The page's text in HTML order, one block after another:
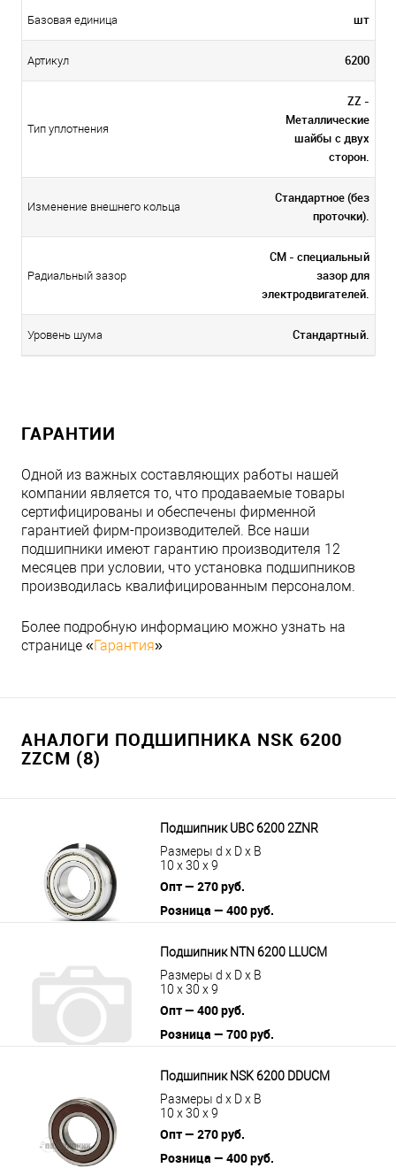
Базовая единица шт
Артикул 6200
Тип уплотнения
ZZ -
Металлические
шайбы с двух
сторон.
Изменение внешнего кольца
Стандартное (без
проточки).
Радиальный зазор
CM - специальный
зазор для
электродвигателей.
Уровень шума Стандартный.
ГАРАНТИИ
Одной из важных составляющих работы нашей
компании является то, что продаваемые товары
сертифицированы и обеспечены фирменной
гарантией фирм-производителей. Все наши
подшипники имеют гарантию производителя 12
месяцев при условии, что установка подшипников
производилась квалифицированным персоналом.
Более подробную информацию можно узнать на
странице «Гарантия»
АНАЛОГИ ПОДШИПНИКА NSK 6200
ZZCM (8)
Подшипник UBC 6200 2ZNR
Размеры d x D x B
10 x 30 x 9
Опт — 270 руб.
Розница — 400 руб.
Подшипник NTN 6200 LLUCM
Размеры d x D x B
10 x 30 x 9
Опт — 400 руб.
Розница — 700 руб.
Подшипник NSK 6200 DDUCM
Размеры d x D x B
10 x 30 x 9
Опт — 270 руб.
Розница — 400 руб.